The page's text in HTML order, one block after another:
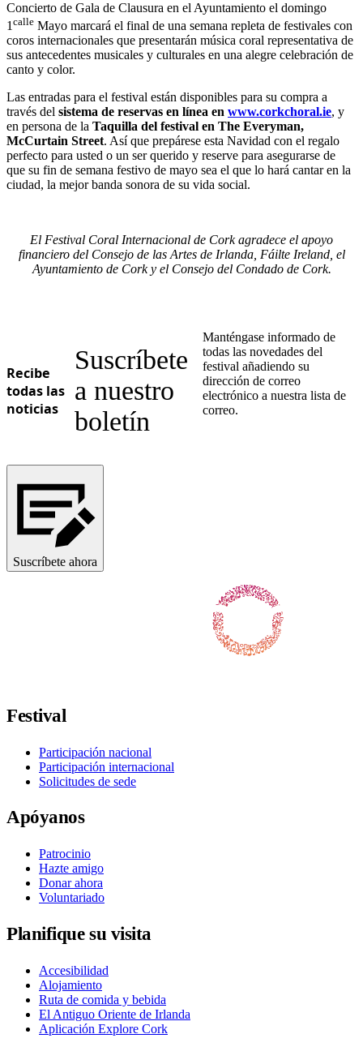
Concierto de Gala de Clausura en el Ayuntamiento el domingo
1calle Mayo marcará el final de una semana repleta de festivales con
coros internacionales que presentarán música coral representativa de
sus antecedentes musicales y culturales en una alegre celebración de
canto y color.
Las entradas para el festival están disponibles para su compra a
través del sistema de reservas en línea en www.corkchoral.ie, y
en persona de la Taquilla del festival en The Everyman,
McCurtain Street. Así que prepárese esta Navidad con el regalo
perfecto para usted o un ser querido y reserve para asegurarse de
que su fin de semana festivo de mayo sea el que lo hará cantar en la
ciudad, la mejor banda sonora de su vida social.
El Festival Coral Internacional de Cork agradece el apoyo
financiero del Consejo de las Artes de Irlanda, Fáilte Ireland, el
Ayuntamiento de Cork y el Consejo del Condado de Cork.
Recibe
todas las
noticias
Suscríbete
a nuestro
boletín
Manténgase informado de
todas las novedades del
festival añadiendo su
dirección de correo
electrónico a nuestra lista de
correo.
Suscríbete ahora
Festival
Participación nacional
Participación internacional
Solicitudes de sede
Apóyanos
Patrocinio
Hazte amigo
Donar ahora
Voluntariado
Planifique su visita
Accesibilidad
Alojamiento
Ruta de comida y bebida
El Antiguo Oriente de Irlanda
Aplicación Explore Cork